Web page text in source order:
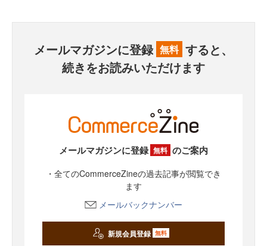
メールマガジンに登録 無料 すると、
続きをお読みいただけます
メールマガジンに登録 無料 のご案内
・全てのCommerceZineの過去記事が閲覧でき
ます
メールバックナンバー
新規会員登録 無料